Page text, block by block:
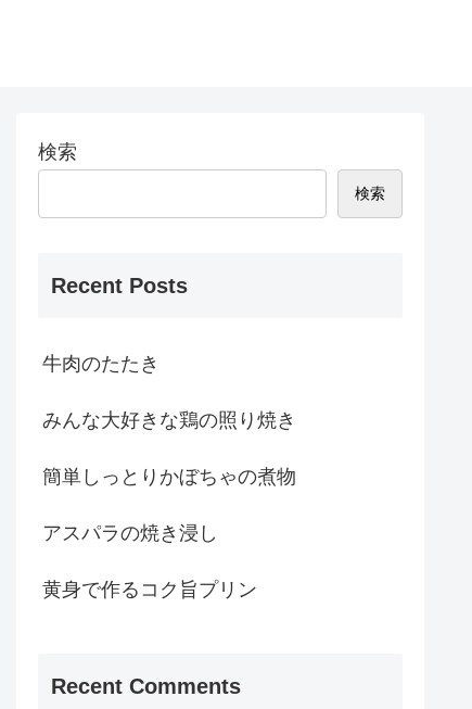
検索
検索
Recent Posts
牛肉のたたき
みんな大好きな鶏の照り焼き
簡単しっとりかぼちゃの煮物
アスパラの焼き浸し
黄身で作るコク旨プリン
Recent Comments